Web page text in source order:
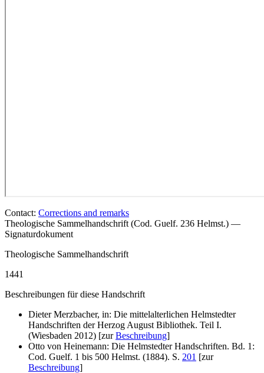
Contact: Corrections and remarks
Theologische Sammelhandschrift (Cod. Guelf. 236 Helmst.) —
Signaturdokument
Theologische Sammelhandschrift
1441
Beschreibungen für diese Handschrift
Dieter Merzbacher, in: Die mittelalterlichen Helmstedter
Handschriften der Herzog August Bibliothek. Teil I.
(Wiesbaden 2012) [zurBeschreibung]
Otto von Heinemann: Die Helmstedter Handschriften. Bd. 1:
Cod. Guelf. 1 bis 500 Helmst. (1884). S. 201 [zur
Beschreibung]